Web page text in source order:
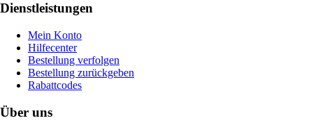
Dienstleistungen
Mein Konto
Hilfecenter
Bestellung verfolgen
Bestellung zurückgeben
Rabattcodes
Über uns